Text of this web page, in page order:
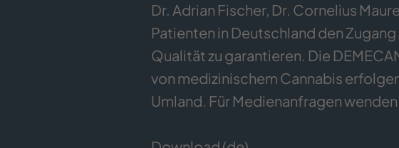
Dr. Adrian Fischer, Dr. Cornelius
Patienten in Deutschland den
Qualität zu garantieren. Die
von medizinischem Cannabis
Umland. Für Medienanfragen